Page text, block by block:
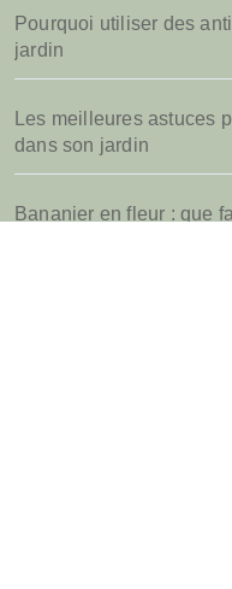
Pourquoi utiliser des
jardin
Les meilleures astuces
dans son jardin
Bananier en fleur : que